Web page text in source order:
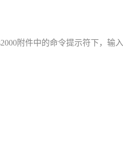
附件中的命令提示符下，输入